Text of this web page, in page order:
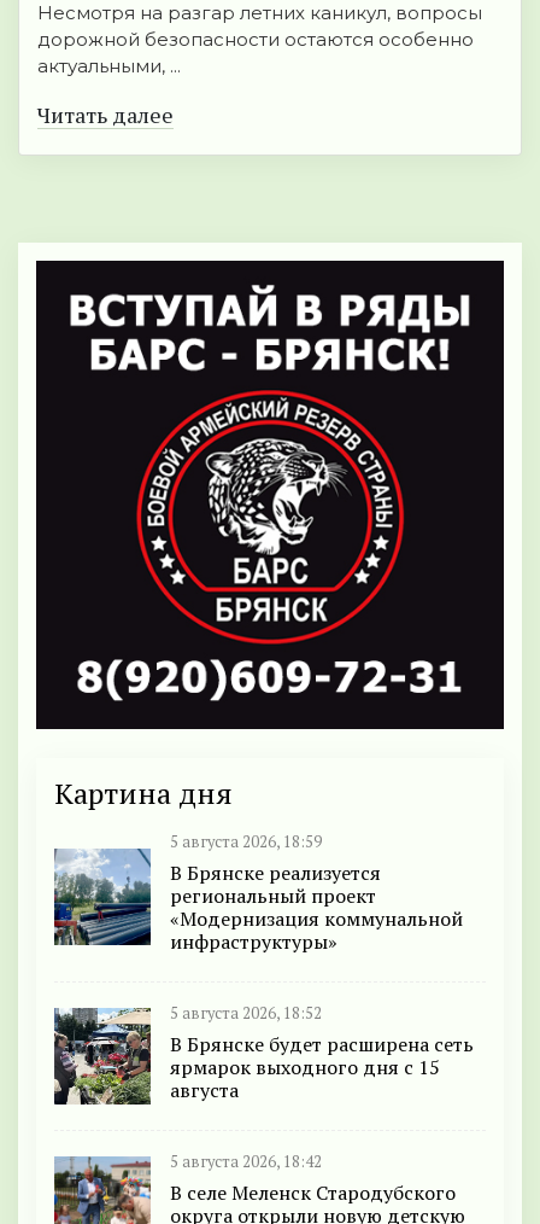
Несмотря на разгар летних каникул, вопросы
дорожной безопасности остаются особенно
актуальными, ...
Читать далее
Картина дня
5 августа 2026, 18:59
В Брянске реализуется
региональный проект
«Модернизация коммунальной
инфраструктуры»
5 августа 2026, 18:52
В Брянске будет расширена сеть
ярмарок выходного дня с 15
августа
5 августа 2026, 18:42
В селе Меленск Стародубского
округа открыли новую детскую